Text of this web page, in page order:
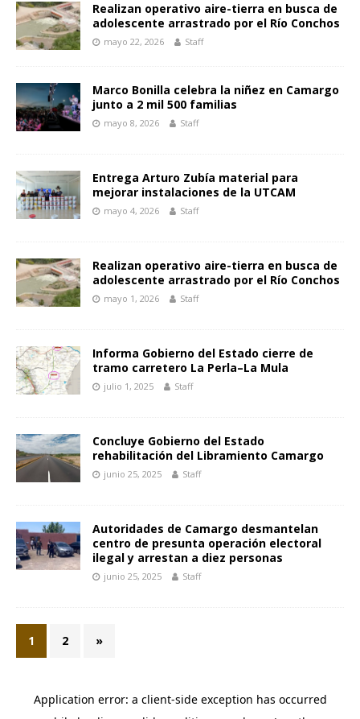
Realizan operativo aire-tierra en busca de
adolescente arrastrado por el Río Conchos
mayo 22, 2026 Staff
Marco Bonilla celebra la niñez en Camargo
junto a 2 mil 500 familias
mayo 8, 2026 Staff
Entrega Arturo Zubía material para
mejorar instalaciones de la UTCAM
mayo 4, 2026 Staff
Realizan operativo aire-tierra en busca de
adolescente arrastrado por el Río Conchos
mayo 1, 2026 Staff
Informa Gobierno del Estado cierre de
tramo carretero La Perla–La Mula
julio 1, 2025 Staff
Concluye Gobierno del Estado
rehabilitación del Libramiento Camargo
junio 25, 2025 Staff
Autoridades de Camargo desmantelan
centro de presunta operación electoral
ilegal y arrestan a diez personas
junio 25, 2025 Staff
1 2 »